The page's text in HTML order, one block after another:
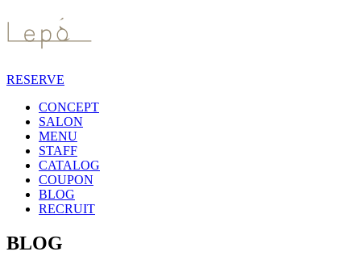
RESERVE
CONCEPT
SALON
MENU
STAFF
CATALOG
COUPON
BLOG
RECRUIT
BLOG